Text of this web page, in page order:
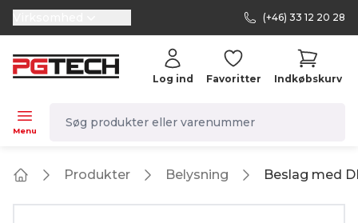
selector.vat
(+46) 33 12 20 28
Menu
Log ind Favoritter Indkøbskurv
Produkter Belysning Beslag med